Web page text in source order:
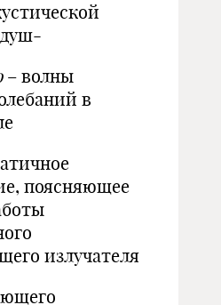
– волны
в
поясняющее
излучателя